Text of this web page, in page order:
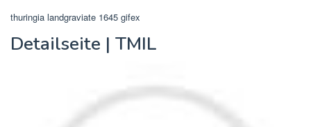
thuringia landgraviate 1645 gifex
Detailseite | TMIL